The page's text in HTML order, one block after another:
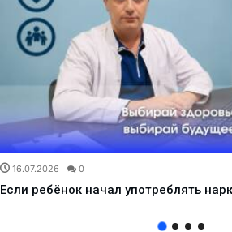
16.07.2026 0
Если ребёнок начал употреблять